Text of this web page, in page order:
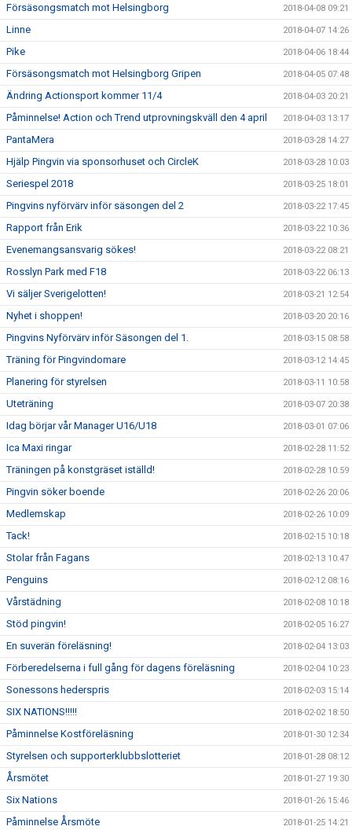
Försäsongsmatch mot Helsingborg 2018-04-08 09:21
Linne 2018-04-07 14:26
Pike 2018-04-06 18:44
Försäsongsmatch mot Helsingborg Gripen 2018-04-05 07:48
Ändring Actionsport kommer 11/4 2018-04-03 20:21
Påminnelse! Action och Trend utprovningskväll den 4 april 2018-04-03 13:17
PantaMera 2018-03-28 14:27
Hjälp Pingvin via sponsorhuset och CircleK 2018-03-28 10:03
Seriespel 2018 2018-03-25 18:01
Pingvins nyförvärv inför säsongen del 2 2018-03-22 17:45
Rapport från Erik 2018-03-22 10:36
Evenemangsansvarig sökes! 2018-03-22 08:21
Rosslyn Park med F18 2018-03-22 06:13
Vi säljer Sverigelotten! 2018-03-21 12:54
Nyhet i shoppen! 2018-03-20 20:16
Pingvins Nyförvärv inför Säsongen del 1. 2018-03-15 08:58
Träning för Pingvindomare 2018-03-12 14:45
Planering för styrelsen 2018-03-11 10:58
Uteträning 2018-03-07 20:38
Idag börjar vår Manager U16/U18 2018-03-01 07:06
Ica Maxi ringar 2018-02-28 11:52
Träningen på konstgräset iställd! 2018-02-28 10:59
Pingvin söker boende 2018-02-26 20:06
Medlemskap 2018-02-26 10:09
Tack! 2018-02-15 10:18
Stolar från Fagans 2018-02-13 10:47
Penguins 2018-02-12 08:16
Vårstädning 2018-02-08 10:18
Stöd pingvin! 2018-02-05 16:27
En suverän föreläsning! 2018-02-04 13:03
Förberedelserna i full gång för dagens föreläsning 2018-02-04 10:23
Sonessons hederspris 2018-02-03 15:14
SIX NATIONS!!!!! 2018-02-02 18:50
Påminnelse Kostföreläsning 2018-01-30 12:34
Styrelsen och supporterklubbslotteriet 2018-01-28 08:12
Årsmötet 2018-01-27 19:30
Six Nations 2018-01-26 15:46
Påminnelse Årsmöte 2018-01-25 14:21